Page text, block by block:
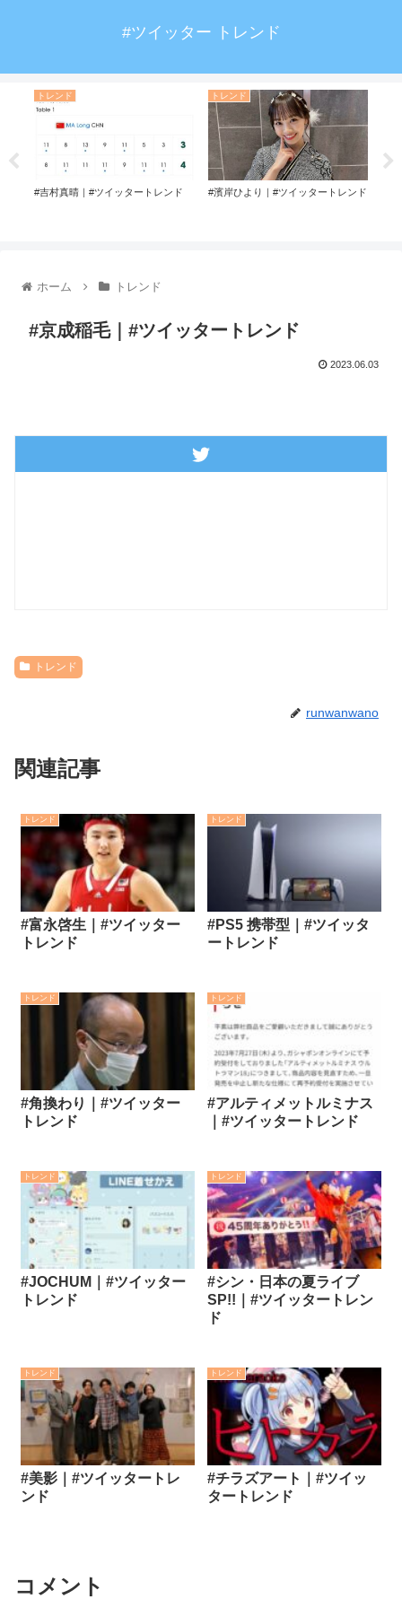
#ツイッター トレンド
トレンド
#吉村真晴｜#ツイッタートレンド
トレンド
#濱岸ひより｜#ツイッタートレンド
ホーム トレンド
#京成稲毛｜#ツイッタートレンド
2023.06.03
トレンド
runwanwano
関連記事
トレンド
#富永啓生｜#ツイッター
トレンド
トレンド
#PS5 携帯型｜#ツイッタ
ートレンド
トレンド
#角換わり｜#ツイッター
トレンド
トレンド
#アルティメットルミナス
｜#ツイッタートレンド
トレンド
#JOCHUM｜#ツイッター
トレンド
トレンド
#シン・日本の夏ライブ
SP!!｜#ツイッタートレン
ド
トレンド
#美影｜#ツイッタートレ
ンド
トレンド
#チラズアート｜#ツイッ
タートレンド
コメント